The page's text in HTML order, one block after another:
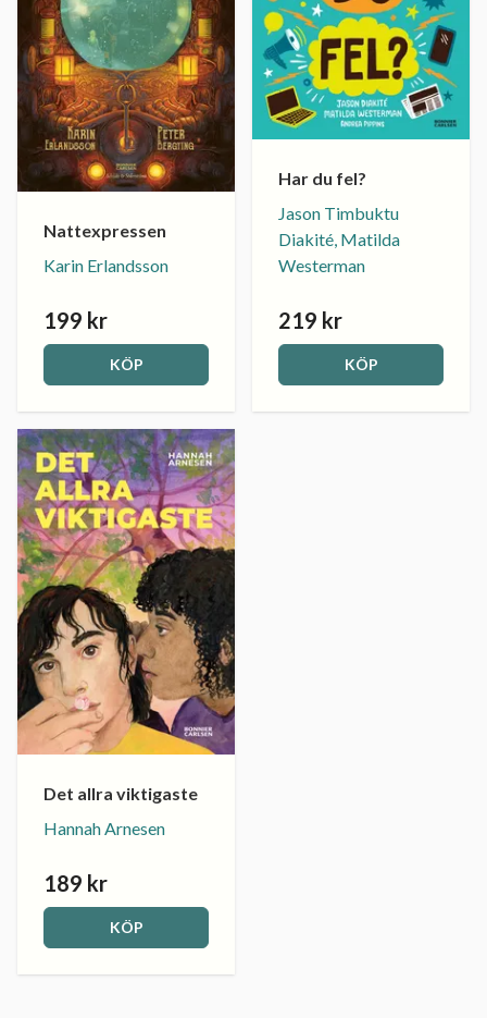
Nattexpressen
Karin Erlandsson
199 kr
KÖP
Har du fel?
Jason Timbuktu
Diakité, Matilda
Westerman
219 kr
KÖP
Det allra viktigaste
Hannah Arnesen
189 kr
KÖP